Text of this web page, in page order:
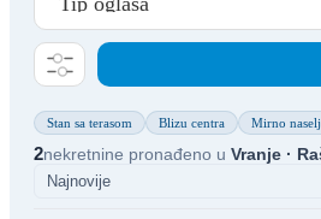
Stan sa terasom Blizu centra Mirno
2nekretnine pronađeno u Vranje ·